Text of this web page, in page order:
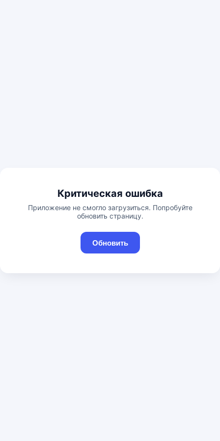
Критическая ошибка
Приложение не смогло загрузиться. Попробуйте
обновить страницу.
Обновить